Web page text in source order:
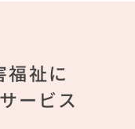
福祉に
ービス